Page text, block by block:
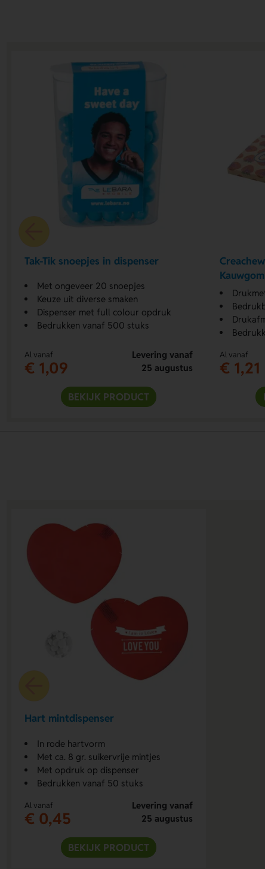
Tak-Tik snoepjes in dispenser
Met ongeveer 20 snoepjes
Keuze uit diverse smaken
Dispenser met full colour opdruk
Bedrukken vanaf 500 stuks
Al vanaf
€ 1,09
Levering vanaf
25 augustus
BEKIJK PRODUCT
Kauwgom
Drukmethoden:
Al vanaf
€ 1,21
Hart mintdispenser
In rode hartvorm
Met ca. 8 gr. suikervrije mintjes
Met opdruk op dispenser
Bedrukken vanaf 50 stuks
Al vanaf
€ 0,45
Levering vanaf
25 augustus
BEKIJK PRODUCT